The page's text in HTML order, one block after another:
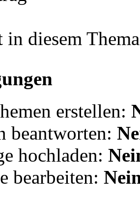
in diesem
erstellen:
beantworten:
hochladen:
bearbeiten: